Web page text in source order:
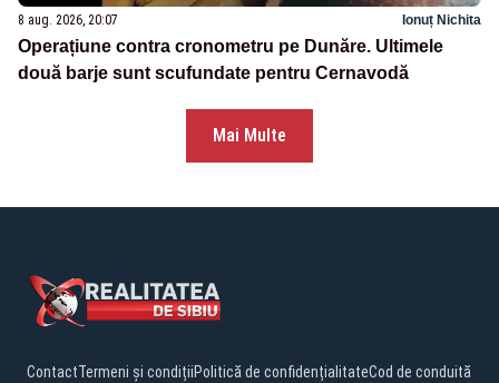
8 aug. 2026, 20:07 Ionuț Nichita
Operațiune contra cronometru pe Dunăre. Ultimele
două barje sunt scufundate pentru Cernavodă
Mai Multe
ContactTermeni și condițiiPolitică de confidențialitateCod de conduită